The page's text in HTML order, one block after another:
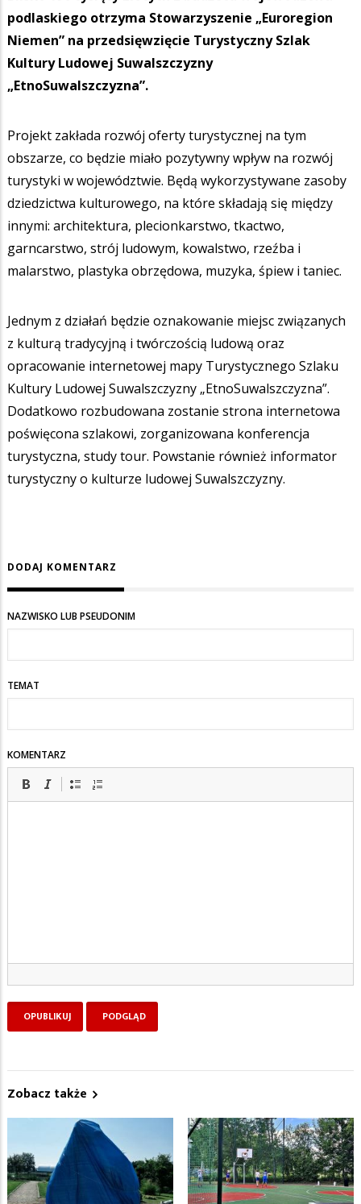
podlaskiego otrzyma Stowarzyszenie „Euroregion
Niemen” na przedsięwzięcie Turystyczny Szlak
Kultury Ludowej Suwalszczyzny
„EtnoSuwalszczyzna”.
Projekt zakłada rozwój oferty turystycznej na tym
obszarze, co będzie miało pozytywny wpływ na rozwój
turystyki w województwie. Będą wykorzystywane zasoby
dziedzictwa kulturowego, na które składają się między
innymi: architektura, plecionkarstwo, tkactwo,
garncarstwo, strój ludowym, kowalstwo, rzeźba i
malarstwo, plastyka obrzędowa, muzyka, śpiew i taniec.
Jednym z działań będzie oznakowanie miejsc związanych
z kulturą tradycyjną i twórczością ludową oraz
opracowanie internetowej mapy Turystycznego Szlaku
Kultury Ludowej Suwalszczyzny „EtnoSuwalszczyzna”.
Dodatkowo rozbudowana zostanie strona internetowa
poświęcona szlakowi, zorganizowana konferencja
turystyczna, study tour. Powstanie również informator
turystyczny o kulturze ludowej Suwalszczyzny.
DODAJ KOMENTARZ
NAZWISKO LUB PSEUDONIM
TEMAT
KOMENTARZ
Zobacz także